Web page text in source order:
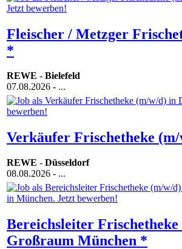
Fleischer / Metzger
*
REWE - Bielefeld
07.08.2026 - ...
Verkäufer Frischetheke
REWE - Düsseldorf
08.08.2026 - ...
Bereichsleiter
Großraum München *